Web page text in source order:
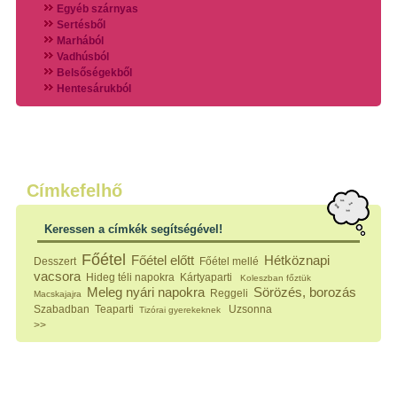
Egyéb szárnyas
Sertésből
Marhából
Vadhúsból
Belsőségekből
Hentesárukból
Vadszárnyasokból
Köretek
Klasszikus főzelékek
Zöldséges ételek
Hidegkonyhai készítmények
Főtt tészták
Zsiradékban sült tészták
Sütőben sült tészták
Mártások
Címkefelhő
Keressen a címkék segítségével!
Desszert Főétel Főétel előtt Főétel mellé Hétköznapi
vacsora Hideg téli napokra Kártyaparti
Koleszban főztük
Macskajajra
Meleg nyári napokra Reggeli Sörözés, borozás
Szabadban Teaparti Tizórai gyerekeknek
Uzsonna
>>